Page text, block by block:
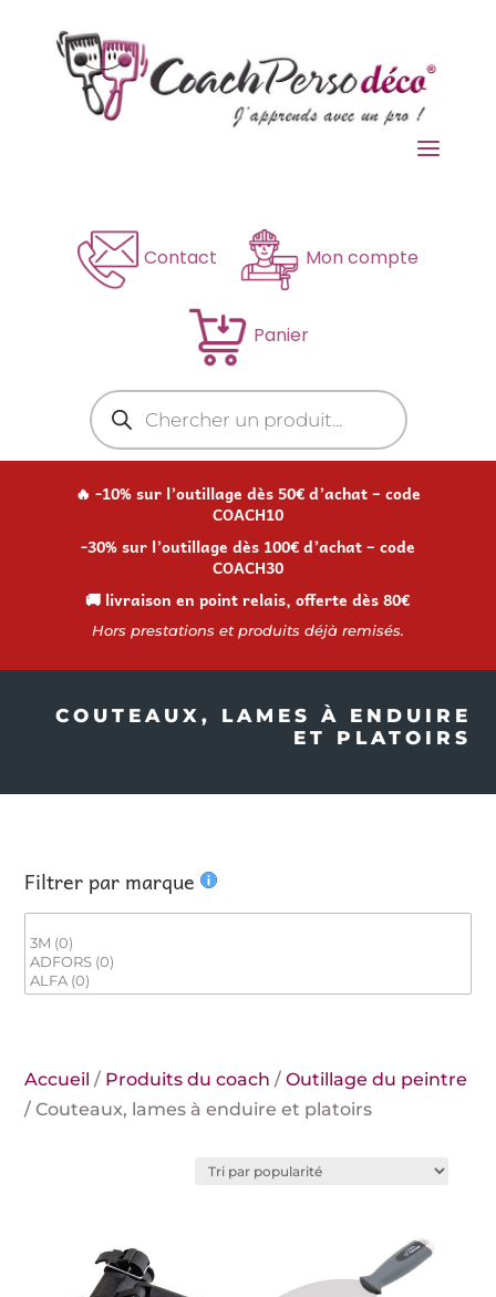
a
Contact Mon compte
Panier
Recherche
de
produits
🔥 -10% sur l’outillage dès 50€ d’achat – code
COACH10
-30% sur l’outillage dès 100€ d’achat – code
COACH30
🚚 livraison en point relais, offerte dès 80€
Hors prestations et produits déjà remisés.
COUTEAUX, LAMES À ENDUIRE
ET PLATOIRS
Filtrer par marque
Accueil / Produits du coach /Outillage du peintre
/ Couteaux, lames à enduire et platoirs